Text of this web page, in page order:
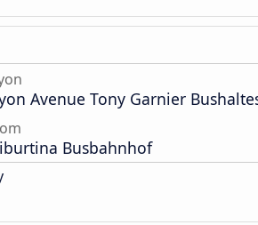
Avenue Tony Garnier
Busbahnhof